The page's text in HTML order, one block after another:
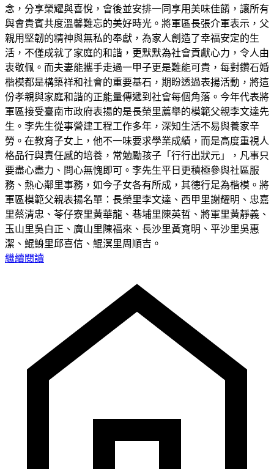
念，分享榮耀與喜悅，會後並安排一同享用美味佳餚，讓所有
與會貴賓共度溫馨難忘的美好時光。將軍區長張介軍表示，父
親用堅韌的精神與無私的奉獻，為家人創造了幸福安定的生
活，不僅成就了家庭的和諧，更默默為社會貢獻心力，令人由
衷敬佩。而夫妻能攜手走過一甲子更是難能可貴，每對鑽石婚
楷模都是構築祥和社會的重要基石，期盼透過表揚活動，將這
份孝親與家庭和諧的正能量傳遞到社會每個角落。今年代表將
軍區接受臺南市政府表揚的是長榮里薦舉的模範父親李文達先
生。李先生從事營建工程工作多年，深知生活不易與養家辛
勞。在教育子女上，他不一味要求學業成績，而是高度重視人
格品行與責任感的培養，常勉勵孩子「行行出狀元」，凡事只
要盡心盡力、問心無愧即可。李先生平日更積極參與社區服
務、熱心鄰里事務，如今子女各有所成，其德行足為楷模。將
軍區模範父親表揚名單：長榮里李文達、西甲里謝耀明、忠嘉
里蔡清忠、苓仔寮里黃華龍、巷埔里陳英哲、將軍里黃靜義、
玉山里吳白正、廣山里陳福來、長沙里黃寬明、平沙里吳惠
潔、鯤鯓里邱喜信、鯤溟里周順吉。
繼續閱讀